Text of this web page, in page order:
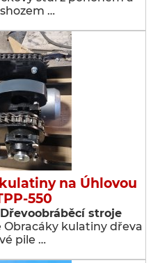
…
na Úhlovou
550
stroje
kulatiny dřeva
pile …